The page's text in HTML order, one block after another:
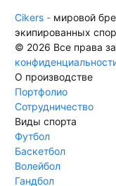
Cikers - мировой
экипированных
© 2026 Все права
О производстве
Портфолио
Сотрудничество
Виды спорта
Футбол
Баскетбол
Волейбол
Гандбол